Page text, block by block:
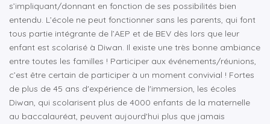
s’impliquant/donnant en fonction de ses possibilités bien
entendu. L’école ne peut fonctionner sans les parents, qui font
tous partie intégrante de l’AEP et de BEV dès lors que leur
enfant est scolarisé à Diwan. Il existe une très bonne ambiance
entre toutes les familles ! Participer aux événements/réunions,
c’est être certain de participer à un moment convivial ! Fortes
de plus de 45 ans d'expérience de l'immersion, les écoles
Diwan, qui scolarisent plus de 4000 enfants de la maternelle
au baccalauréat, peuvent aujourd'hui plus que jamais